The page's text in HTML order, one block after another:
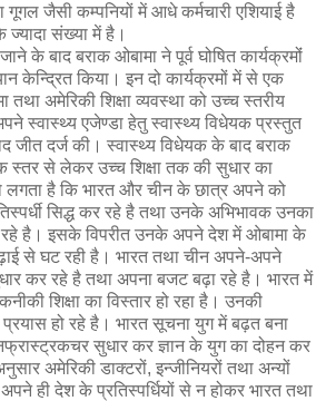
गूगल जैसी कम्‍पनियों में आधे कर्मचारी एशियाई है
संख्‍या में है।
के बाद बराक ओबामा ने पूर्व घोषित कार्यक्रमोंं
केन्‍द्रित किया। इन दो कार्यक्रमों में से एक
तथा अमेरिकी शिक्षा व्‍यवस्‍था को उच्‍च स्‍तरीय
स्‍वास्‍थ्‍य एजेण्‍डा हेतु स्‍वास्‍थ्‍य विधेयक प्रस्‍तुत
जीत दर्ज की। स्‍वास्‍थ्‍य विधेयक के बाद बराक
स्‍तर से लेकर उच्‍च शिक्षा तक की सुधार का
लगता है कि भारत और चीन के छात्र अपने को
सिद्ध कर रहे है तथा उनके अभिभावक उनका
रहे है। इसके विपरीत उनके अपने देश में ओबामा के
से घट रही है। भारत तथा चीन अपने-अपने
कर रहे है तथा अपना बजट बढ़ा रहे है। भारत में
शिक्षा का विस्‍तार हो रहा है। उनकी
प्रयास हो रहे है। भारत सूचना युग में बढ़त बना
सुधार कर ज्ञान के युग का दोहन कर
अमेरिकी डाक्‍टरों, इन्‍जीनियरों तथा अन्‍यों
ही देश के प्रतिस्‍पर्धियों से न होकर भारत तथा